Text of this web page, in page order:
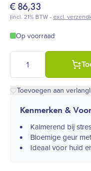
€86,33
(incl. 21% BTW -excl.
Op voorraad
doTERRA Neroli
Toevoegen aan
Kenmerken &
Kalmerend bij
Bloemige geur
Ideaal voor huid